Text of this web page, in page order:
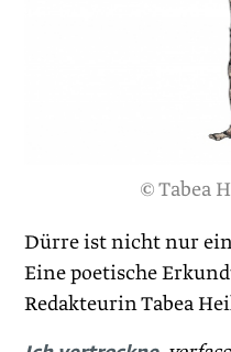
© Tabea
Dürre ist nicht nur
Eine poetische
Redakteurin Tabea